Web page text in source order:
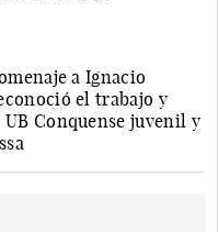
a Ignacio
el trabajo y
UB Conquense juvenil y